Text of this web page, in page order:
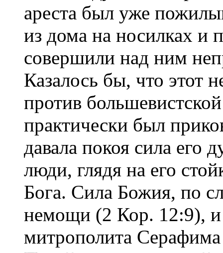
ареста был уже
из дома на носилках и
совершили над ним
Казалось бы, что этот
против
практически был
давала покоя сила его
люди, глядя на его
Бога. Сила Божия, по
немощи (2 Кор. 12:9), и
митрополита